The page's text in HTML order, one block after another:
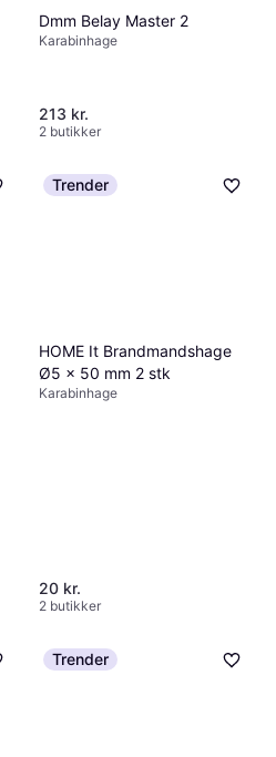
Dmm Belay Master 2
Karabinhage
213 kr.
2 butikker
Trender
HOME It Brandmandshage
Ø5 x 50 mm 2 stk
Karabinhage
20 kr.
2 butikker
Trender